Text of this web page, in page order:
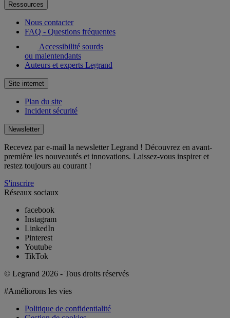
Ressources
Nous contacter
FAQ - Questions fréquentes
Accessibilité sourds
ou malentendants
Auteurs et experts Legrand
Site internet
Plan du site
Incident sécurité
Newsletter
Recevez par e-mail la newsletter Legrand ! Découvrez en avant-
première les nouveautés et innovations. Laissez-vous inspirer et
restez toujours au courant !
S'inscrire
Réseaux sociaux
facebook
Instagram
LinkedIn
Pinterest
Youtube
TikTok
© Legrand 2026 - Tous droits réservés
#Améliorons les vies
Politique de confidentialité